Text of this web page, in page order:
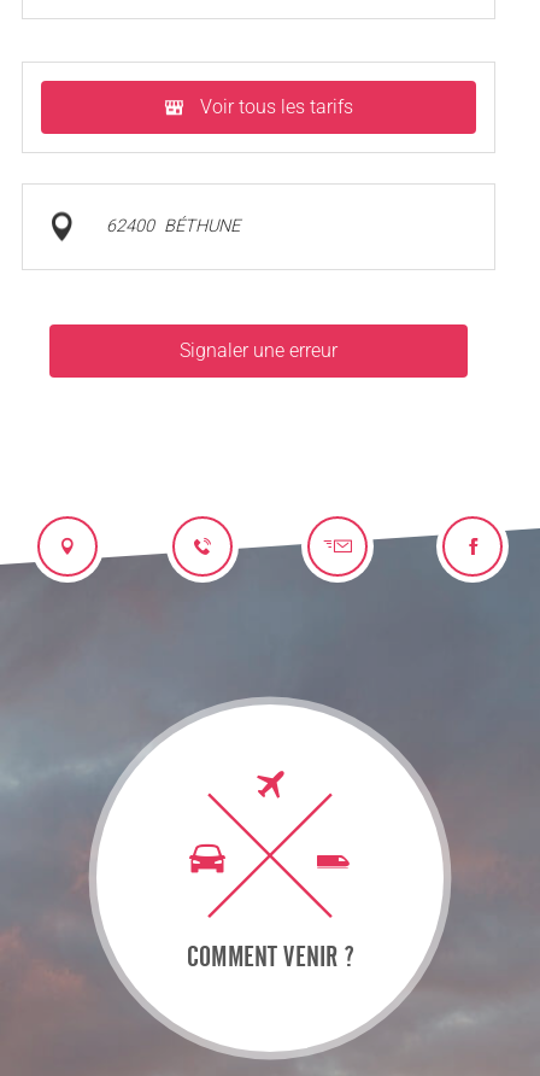
Voir tous les tarifs
62400 BÉTHUNE
Signaler une erreur
COMMENT VENIR ?